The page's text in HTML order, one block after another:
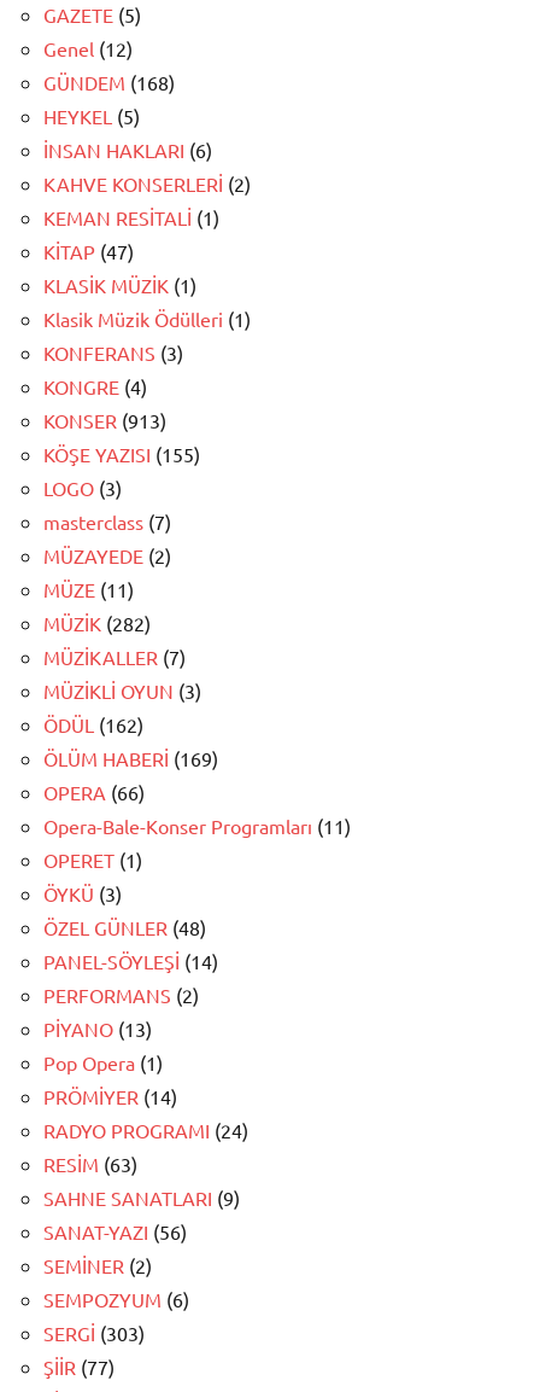
GAZETE (5)
Genel (12)
GÜNDEM (168)
HEYKEL (5)
İNSAN HAKLARI (6)
KAHVE KONSERLERİ (2)
KEMAN RESİTALİ (1)
KİTAP (47)
KLASİK MÜZİK (1)
Klasik Müzik Ödülleri (1)
KONFERANS (3)
KONGRE (4)
KONSER (913)
KÖŞE YAZISI (155)
LOGO (3)
masterclass (7)
MÜZAYEDE (2)
MÜZE (11)
MÜZİK (282)
MÜZİKALLER (7)
MÜZİKLİ OYUN (3)
ÖDÜL (162)
ÖLÜM HABERİ (169)
OPERA (66)
Opera-Bale-Konser Programları (11)
OPERET (1)
ÖYKÜ (3)
ÖZEL GÜNLER (48)
PANEL-SÖYLEŞİ (14)
PERFORMANS (2)
PİYANO (13)
Pop Opera (1)
PRÖMİYER (14)
RADYO PROGRAMI (24)
RESİM (63)
SAHNE SANATLARI (9)
SANAT-YAZI (56)
SEMİNER (2)
SEMPOZYUM (6)
SERGİ (303)
ŞİİR (77)